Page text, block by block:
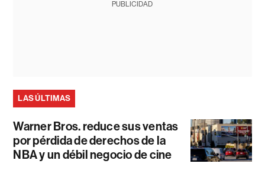
PUBLICIDAD
LAS ÚLTIMAS
Warner Bros. reduce sus ventas
por pérdida de derechos de la
NBA y un débil negocio de cine